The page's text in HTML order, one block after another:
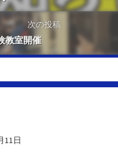
次の投稿
教室開催
11日